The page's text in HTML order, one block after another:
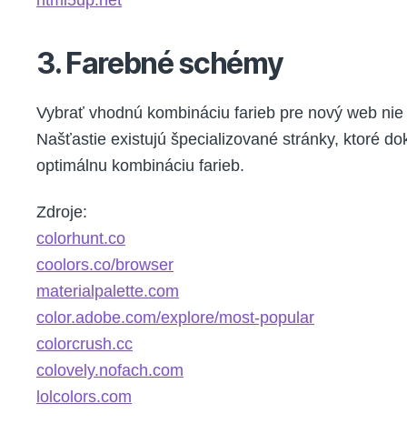
3. Farebné schémy
Vybrať vhodnú kombináciu farieb pre nový web
Našťastie existujú špecializované stránky, ktoré
optimálnu kombináciu farieb.
Zdroje:
colorhunt.co
coolors.co/browser
materialpalette.com
color.adobe.com/explore/most-popular
colorcrush.cc
colovely.nofach.com
lolcolors.com